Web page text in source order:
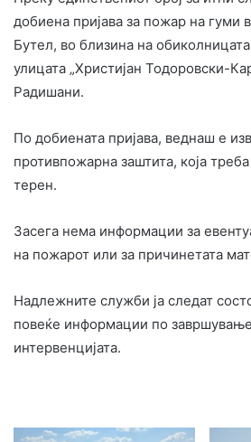
добиена пријава за пожар на гуми
Бутел, во близина на
улицата „Христијан Тодоровски-
Радишани.
По добиената пријава, веднаш е
противпожарна заштита, која
терен.
Засега нема информации за
на пожарот или за причинетата
Надлежните служби ја следат
повеќе информации по
интервенцијата.